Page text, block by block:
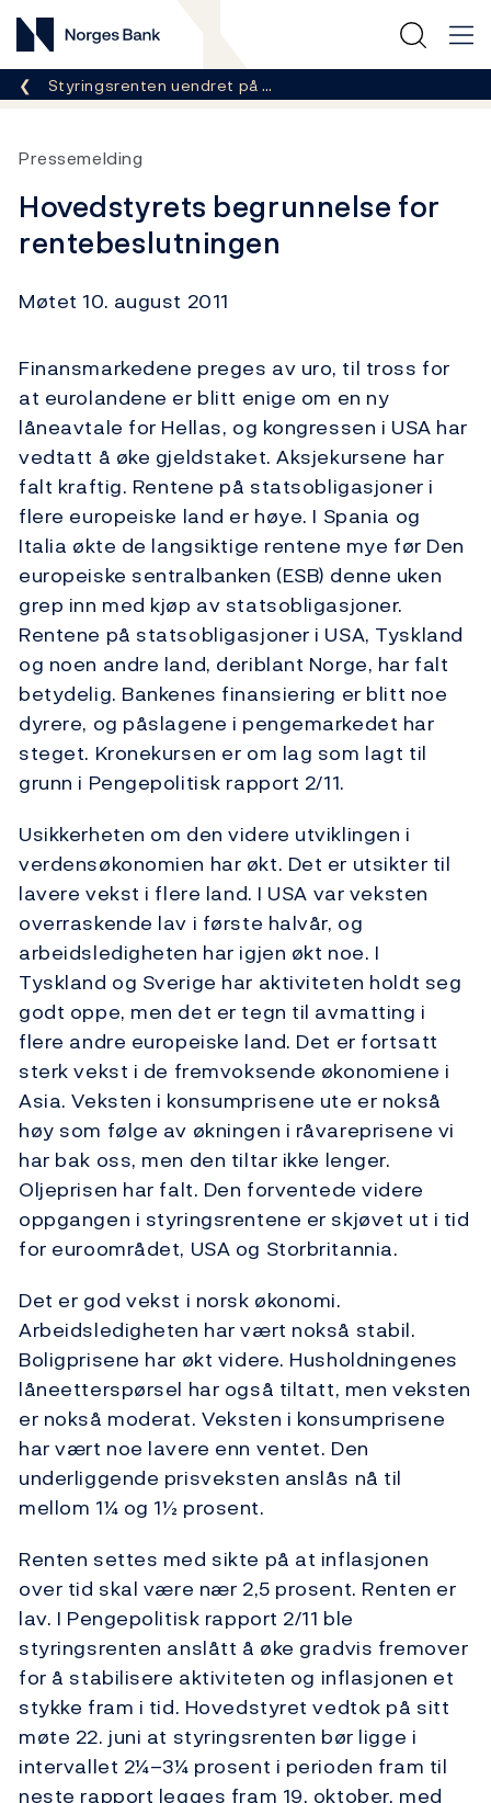
Norges Bank
Her er du nå:
Styringsrenten uendret på …
Pressemelding
Hovedstyrets begrunnelse for
rentebeslutningen
Møtet 10. august 2011
Finansmarkedene preges av uro, til tross for
at eurolandene er blitt enige om en ny
låneavtale for Hellas, og kongressen i USA har
vedtatt å øke gjeldstaket. Aksjekursene har
falt kraftig. Rentene på statsobligasjoner i
flere europeiske land er høye. I Spania og
Italia økte de langsiktige rentene mye før Den
europeiske sentralbanken (ESB) denne uken
grep inn med kjøp av statsobligasjoner.
Rentene på statsobligasjoner i USA, Tyskland
og noen andre land, deriblant Norge, har falt
betydelig. Bankenes finansiering er blitt noe
dyrere, og påslagene i pengemarkedet har
steget. Kronekursen er om lag som lagt til
grunn i Pengepolitisk rapport 2/11.
Usikkerheten om den videre utviklingen i
verdensøkonomien har økt. Det er utsikter til
lavere vekst i flere land. I USA var veksten
overraskende lav i første halvår, og
arbeidsledigheten har igjen økt noe. I
Tyskland og Sverige har aktiviteten holdt seg
godt oppe, men det er tegn til avmatting i
flere andre europeiske land. Det er fortsatt
sterk vekst i de fremvoksende økonomiene i
Asia. Veksten i konsumprisene ute er nokså
høy som følge av økningen i råvareprisene vi
har bak oss, men den tiltar ikke lenger.
Oljeprisen har falt. Den forventede videre
oppgangen i styringsrentene er skjøvet ut i tid
for euroområdet, USA og Storbritannia.
Det er god vekst i norsk økonomi.
Arbeidsledigheten har vært nokså stabil.
Boligprisene har økt videre. Husholdningenes
låneetterspørsel har også tiltatt, men veksten
er nokså moderat. Veksten i konsumprisene
har vært noe lavere enn ventet. Den
underliggende prisveksten anslås nå til
mellom 1¼ og 1½ prosent.
Renten settes med sikte på at inflasjonen
over tid skal være nær 2,5 prosent. Renten er
lav. I Pengepolitisk rapport 2/11 ble
styringsrenten anslått å øke gradvis fremover
for å stabilisere aktiviteten og inflasjonen et
stykke fram i tid. Hovedstyret vedtok på sitt
møte 22. juni at styringsrenten bør ligge i
intervallet 2¼–3¼ prosent i perioden fram til
neste rapport legges fram 19. oktober, med